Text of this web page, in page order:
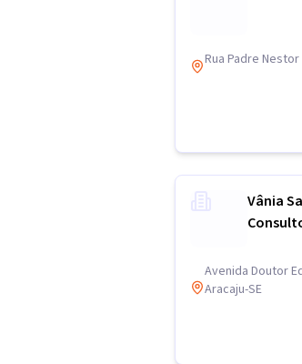
Rua Padre
Vânia
Avenida Doutor
Aracaju-SE